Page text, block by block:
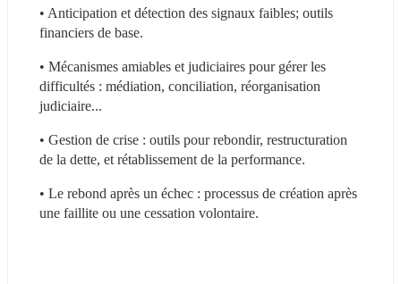
• Anticipation et détection des signaux faibles; outils
financiers de base.
• Mécanismes amiables et judiciaires pour gérer les
difficultés : médiation, conciliation, réorganisation
judiciaire...
• Gestion de crise : outils pour rebondir, restructuration
de la dette, et rétablissement de la performance.
• Le rebond après un échec : processus de création après
une faillite ou une cessation volontaire.